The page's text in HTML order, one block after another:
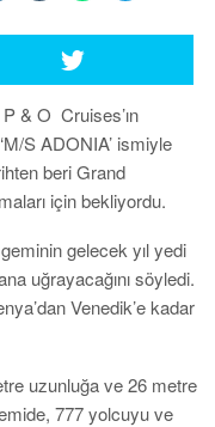
& O Cruises’ın
S ADONIA’ ismiyle
beri Grand
için bekliyordu.
gelecek yıl yedi
uğrayacağını söyledi.
Venedik’e kadar
uzunluğa ve 26 metre
777 yolcuyu ve